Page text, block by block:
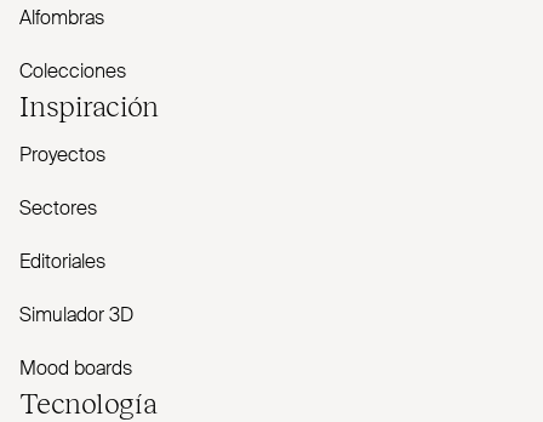
Alfombras
Colecciones
Inspiración
Proyectos
Sectores
Editoriales
Simulador 3D
Mood boards
Tecnología